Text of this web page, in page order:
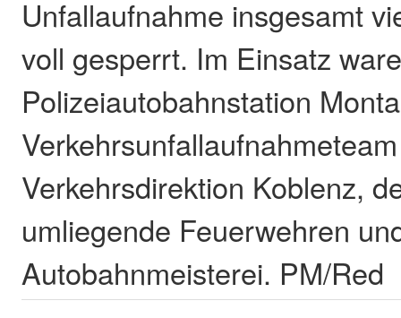
Unfallaufnahme insgesamt
voll gesperrt. Im Einsatz
Polizeiautobahnstation
Verkehrsdirektion Koblenz,
umliegende Feuerwehren
Autobahnmeisterei. PM/Red